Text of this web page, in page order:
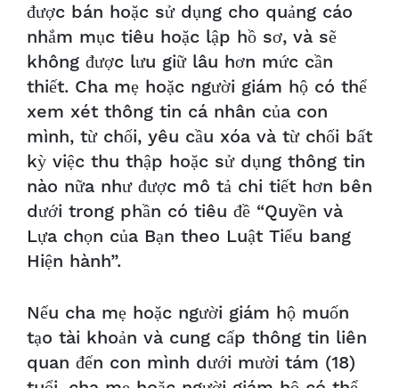
được bán hoặc sử dụng cho quảng cáo
nhắm mục tiêu hoặc lập hồ sơ, và sẽ
không được lưu giữ lâu hơn mức cần
thiết. Cha mẹ hoặc người giám hộ có thể
xem xét thông tin cá nhân của con
mình, từ chối, yêu cầu xóa và từ chối bất
kỳ việc thu thập hoặc sử dụng thông tin
nào nữa như được mô tả chi tiết hơn bên
dưới trong phần có tiêu đề “Quyền và
Lựa chọn của Bạn theo Luật Tiểu bang
Hiện hành”.
Nếu cha mẹ hoặc người giám hộ muốn
tạo tài khoản và cung cấp thông tin liên
quan đến con mình dưới mười tám (18)